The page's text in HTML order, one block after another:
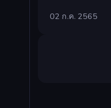
02 ก.ค. 2565